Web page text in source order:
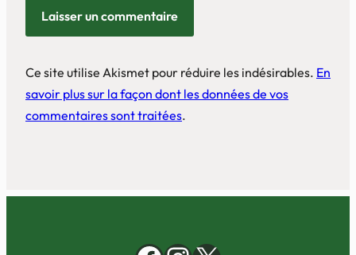
Ce site utilise Akismet pour réduire les indésirables. En
savoir plus sur la façon dont les données de vos
commentaires sont traitées.